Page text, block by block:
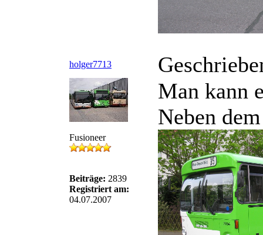
holger7713
Fusioneer
Beiträge: 2839
Registriert am:
04.07.2007
Man kann
Neben